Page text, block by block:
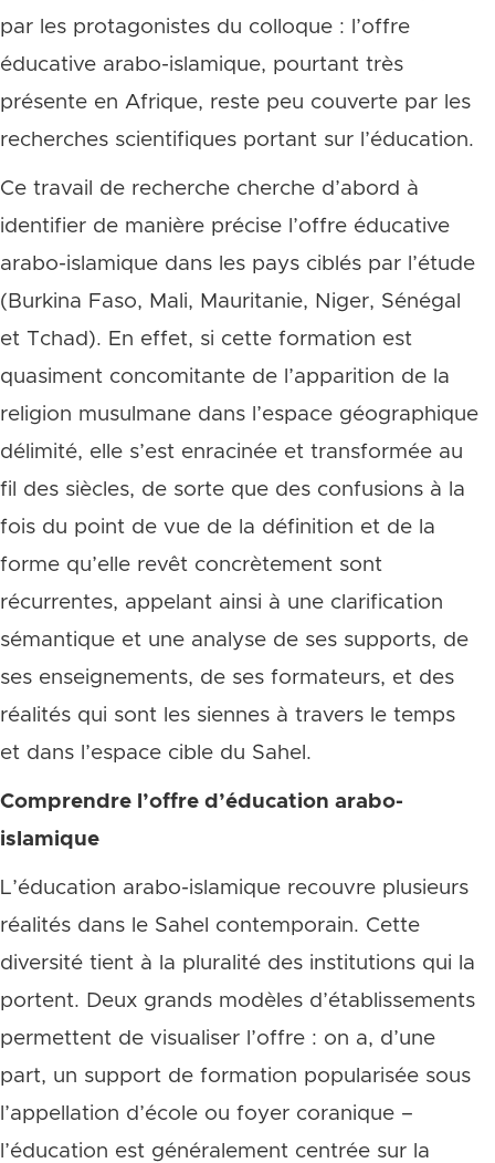
par les protagonistes du colloque : l’offre
éducative arabo-islamique, pourtant très
présente en Afrique, reste peu couverte par les
recherches scientifiques portant sur l’éducation.
Ce travail de recherche cherche d’abord à
identifier de manière précise l’offre éducative
arabo-islamique dans les pays ciblés par l’étude
(Burkina Faso, Mali, Mauritanie, Niger, Sénégal
et Tchad). En effet, si cette formation est
quasiment concomitante de l’apparition de la
religion musulmane dans l’espace géographique
délimité, elle s’est enracinée et transformée au
fil des siècles, de sorte que des confusions à la
fois du point de vue de la définition et de la
forme qu’elle revêt concrètement sont
récurrentes, appelant ainsi à une clarification
sémantique et une analyse de ses supports, de
ses enseignements, de ses formateurs, et des
réalités qui sont les siennes à travers le temps
et dans l’espace cible du Sahel.
Comprendre l’offre d’éducation arabo-
islamique
L’éducation arabo-islamique recouvre plusieurs
réalités dans le Sahel contemporain. Cette
diversité tient à la pluralité des institutions qui la
portent. Deux grands modèles d’établissements
permettent de visualiser l’offre : on a, d’une
part, un support de formation popularisée sous
l’appellation d’école ou foyer coranique –
l’éducation est généralement centrée sur la